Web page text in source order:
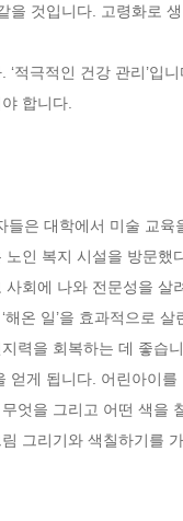
을 것입니다. 고령화로
적극적인 건강 관리’
합니다.
들은 대학에서 미술 교
인 복지 시설을 방문
회에 나와 전문성을
해온 일’을 효과적으로
력을 회복하는 데 좋습
얻게 됩니다. 어린아이
엇을 그리고 어떤 색을
그리기와 색칠하기를